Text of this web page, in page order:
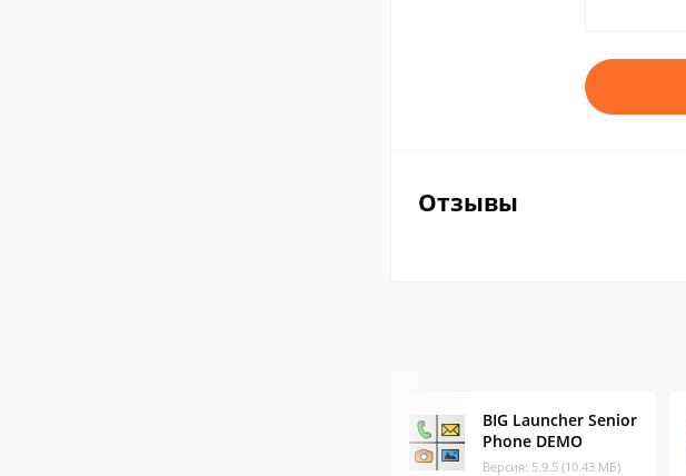
Отзывы
BIG Launcher Senior
Phone DEMO
Версия: 5.9.5 (10.43 МБ)